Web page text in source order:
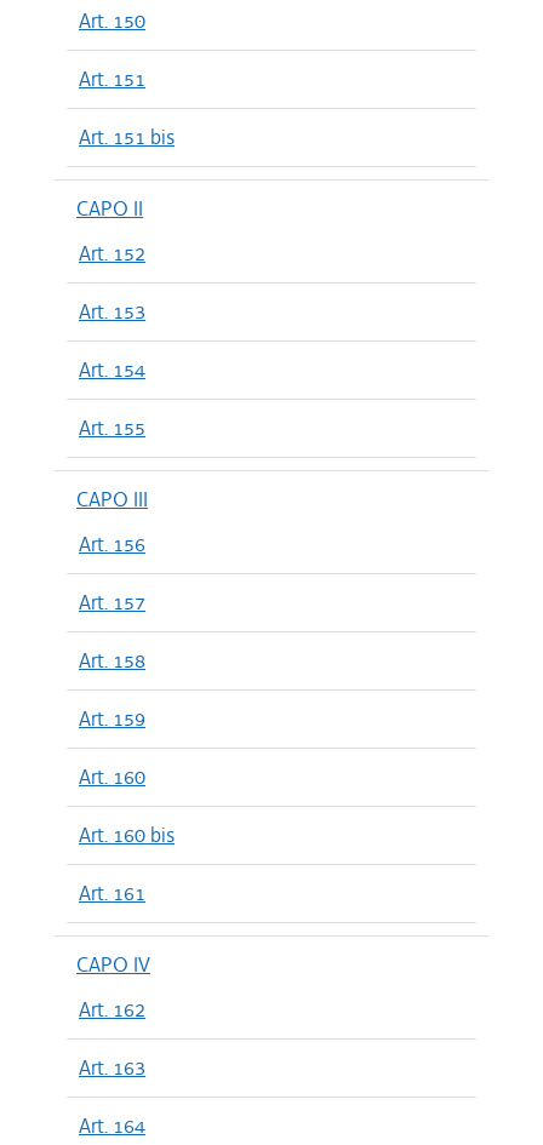
Art. 150
Art. 151
Art. 151 bis
CAPO II
Art. 152
Art. 153
Art. 154
Art. 155
CAPO III
Art. 156
Art. 157
Art. 158
Art. 159
Art. 160
Art. 160 bis
Art. 161
CAPO IV
Art. 162
Art. 163
Art. 164